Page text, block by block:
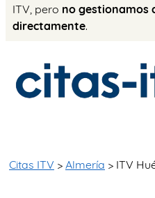
ITV, pero no gestionamos
directamente.
Citas ITV > Almería > ITV